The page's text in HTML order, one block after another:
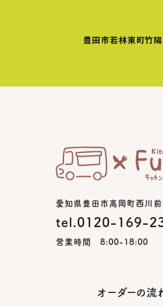
豊田市若林東町竹
愛知県豊田市高岡町西川
tel.0120-169-
営業時間 8:00-18:00
オーダーの流